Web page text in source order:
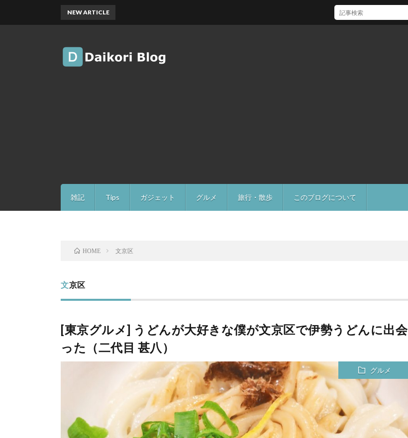
雑記 Tips ガジェット グルメ 旅行・散歩 このブログについて
NEW ARTICLE [Mac]Mac mini M1 がいい感じ
HOME 文京区
文京区
[東京グルメ] うどんが大好きな僕が文京区で伊勢うどんに出会
った（二代目 甚八）
グルメ